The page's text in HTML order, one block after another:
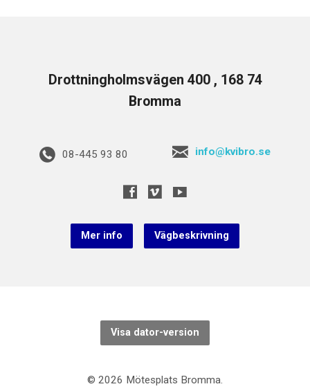
Drottningholmsvägen 400 , 168 74
Bromma
08-445 93 80 info@kvibro.se
Mer info Vägbeskrivning
Visa dator-version
© 2026 Mötesplats Bromma.